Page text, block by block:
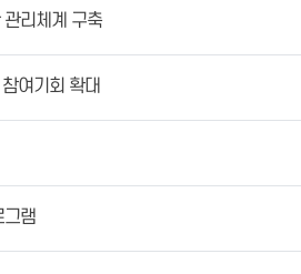
리체계 구축
여기회 확대
그램